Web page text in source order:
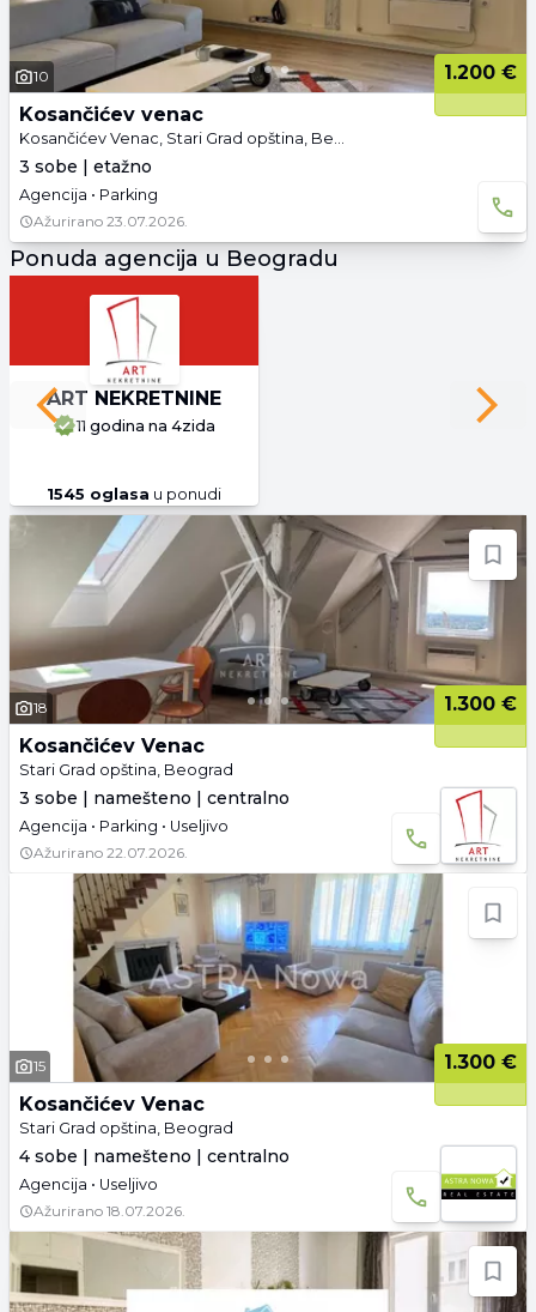
10
1.200 €
Kosančićev venac
Kosančićev Venac, Stari Grad opština, Beograd
3 sobe | etažno
Agencija • Parking
Ažurirano 23.07.2026.
Ponuda agencija u Beogradu
ART NEKRETNINE
11 godina na 4zida
1545 oglasa u ponudi
Previous slide Next
18
1.300 €
Kosančićev Venac
Stari Grad opština, Beograd
3 sobe | namešteno | centralno
Agencija • Parking • Useljivo
Ažurirano 22.07.2026.
15
1.300 €
Kosančićev Venac
Stari Grad opština, Beograd
4 sobe | namešteno | centralno
Agencija • Useljivo
Ažurirano 18.07.2026.